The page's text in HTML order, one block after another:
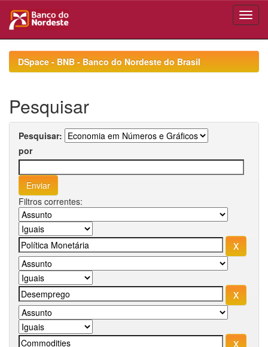
navigationDSpace - BNB - Banco do Nordeste do Brasil
Pesquisar
Pesquisar:
por
Filtros correntes: